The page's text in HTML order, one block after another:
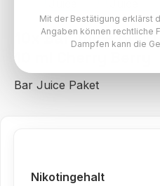
10x Bar Juice
10 ml Cherry Berry
Bar Juice Paket
Nikotingehaltauswählen
Mit der Bestätigung erklärst
Angaben können rechtliche
Dampfen kann die